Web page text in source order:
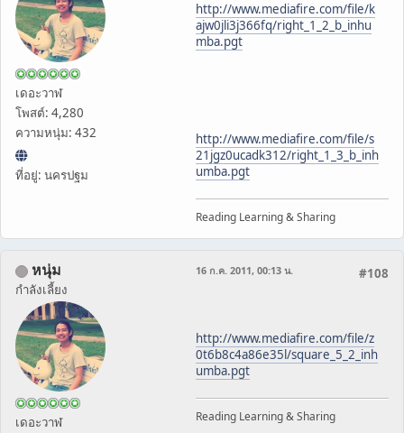
เดอะวาฬ
โพสต์: 4,280
ความหนุ่ม: 432
ที่อยู่: นครปฐม
http://www.mediafire.com/file/k
ajw0jli3j366fq/right_1_2_b_inhu
mba.pgt
http://www.mediafire.com/file/s
21jgz0ucadk312/right_1_3_b_inh
umba.pgt
Reading Learning & Sharing
หนุ่ม
กำลังเลี้ยง
เดอะวาฬ
#108
16 ก.ค. 2011, 00:13 น.
http://www.mediafire.com/file/z
0t6b8c4a86e35l/square_5_2_inh
umba.pgt
Reading Learning & Sharing